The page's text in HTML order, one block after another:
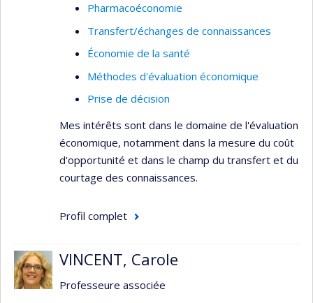
Pharmacoéconomie
Transfert/échanges de connaissances
Économie de la santé
Méthodes d'évaluation économique
Prise de décision
Mes intérêts sont dans le domaine de l'évaluation
économique, notamment dans la mesure du coût
d'opportunité et dans le champ du transfert et du
courtage des connaissances.
Profil complet
VINCENT, Carole
Professeure associée